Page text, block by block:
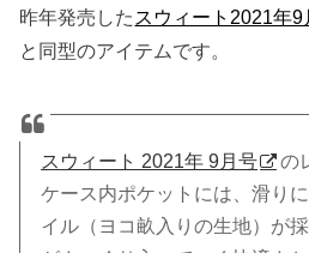
昨年発売した スウィート2021年9
と同型のアイテムです。
スウィート 2021年 9月号
の
ケース内ポケットには、滑り
イル（ヨコ畝入りの生地）が